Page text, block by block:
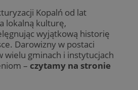
Kopalń od lat
lokalną kulturę,
wyjątkową historię
Darowizny w postaci
wielu gminach i instytucjach
– czytamy na stronie